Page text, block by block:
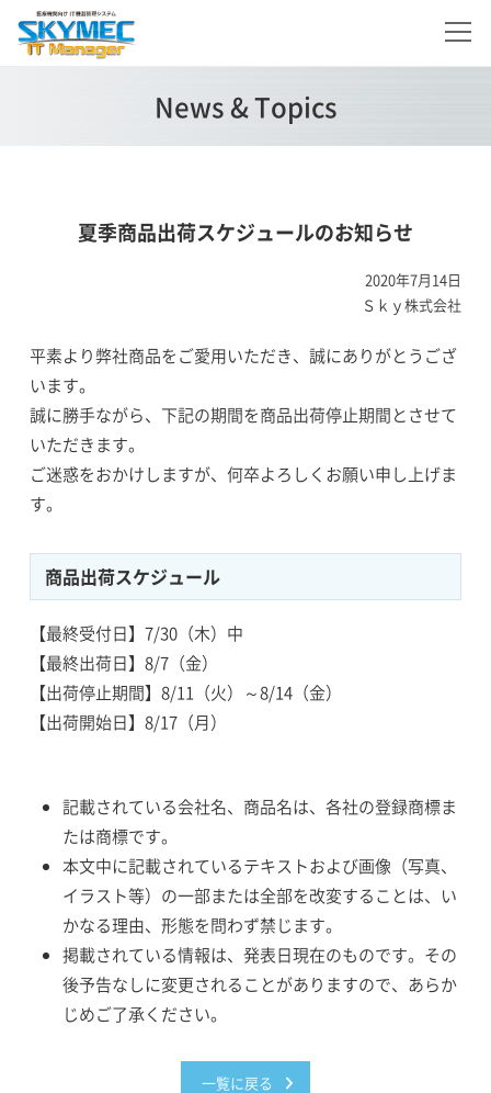
News & Topics
夏季商品出荷スケジュールのお知らせ
2020年7月14日
Ｓｋｙ株式会社
平素より弊社商品をご愛用いただき、誠にありがとうござ
います。
誠に勝手ながら、下記の期間を商品出荷停止期間とさせて
いただきます。
ご迷惑をおかけしますが、何卒よろしくお願い申し上げま
す。
商品出荷スケジュール
【最終受付日】7/30（木）中
【最終出荷日】8/7（金）
【出荷停止期間】8/11（火）～8/14（金）
【出荷開始日】8/17（月）
記載されている会社名、商品名は、各社の登録商標ま
たは商標です。
本文中に記載されているテキストおよび画像（写真、
イラスト等）の一部または全部を改変することは、い
かなる理由、形態を問わず禁じます。
掲載されている情報は、発表日現在のものです。その
後予告なしに変更されることがありますので、あらか
じめご了承ください。
一覧に戻る